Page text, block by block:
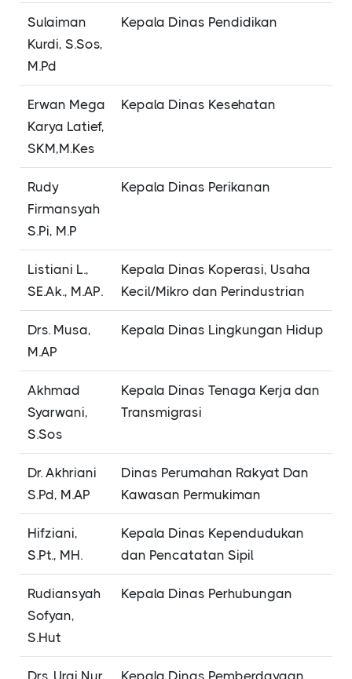
Sulaiman
Kurdi, S.Sos,
M.Pd
Kepala Dinas Pendidikan
Erwan Mega
Karya Latief,
SKM,M.Kes
Kepala Dinas Kesehatan
Rudy
Firmansyah
S.Pi, M.P
Kepala Dinas Perikanan
Listiani L.,
SE.Ak., M.AP.
Kepala Dinas Koperasi, Usaha
Kecil/Mikro dan Perindustrian
Drs. Musa,
M.AP
Kepala Dinas Lingkungan Hidup
Akhmad
Syarwani,
S.Sos
Kepala Dinas Tenaga Kerja dan
Transmigrasi
Dr. Akhriani
S.Pd, M.AP
Dinas Perumahan Rakyat Dan
Kawasan Permukiman
Hifziani,
S.Pt., MH.
Kepala Dinas Kependudukan
dan Pencatatan Sipil
Rudiansyah
Sofyan,
S.Hut
Kepala Dinas Perhubungan
Drs. Urai Nur Kepala Dinas Pemberdayaan